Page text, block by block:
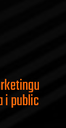
i public